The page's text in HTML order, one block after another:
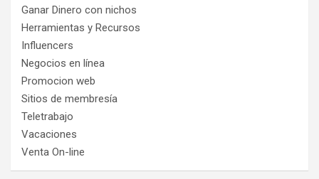
Ganar Dinero con nichos
Herramientas y Recursos
Influencers
Negocios en línea
Promocion web
Sitios de membresía
Teletrabajo
Vacaciones
Venta On-line